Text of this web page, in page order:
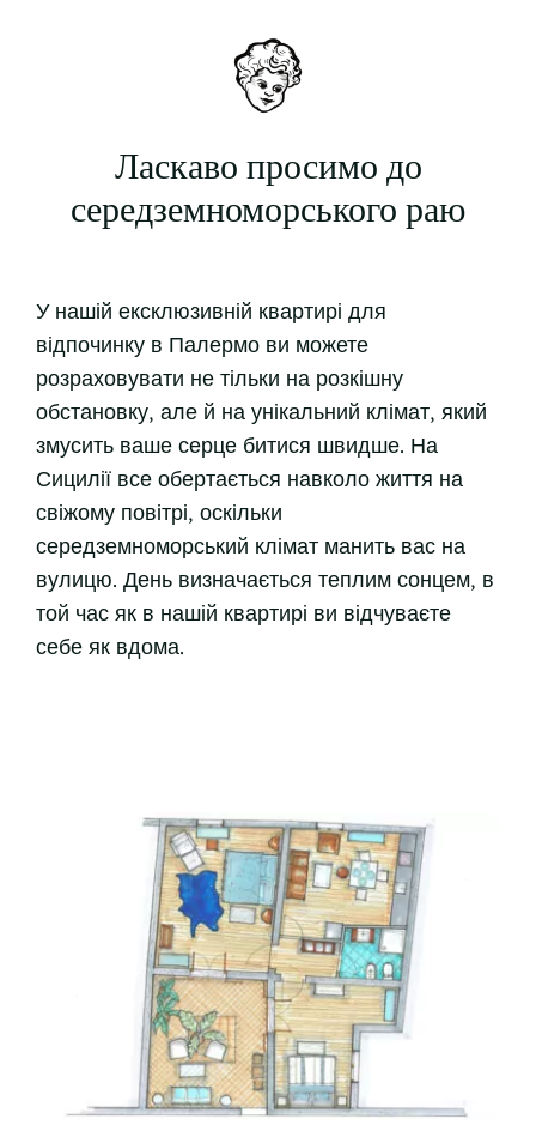
Ласкаво просимо до
середземноморського раю
У нашій ексклюзивній квартирі для
відпочинку в Палермо ви можете
розраховувати не тільки на розкішну
обстановку, але й на унікальний клімат, який
змусить ваше серце битися швидше. На
Сицилії все обертається навколо життя на
свіжому повітрі, оскільки
середземноморський клімат манить вас на
вулицю. День визначається теплим сонцем, в
той час як в нашій квартирі ви відчуваєте
себе як вдома.